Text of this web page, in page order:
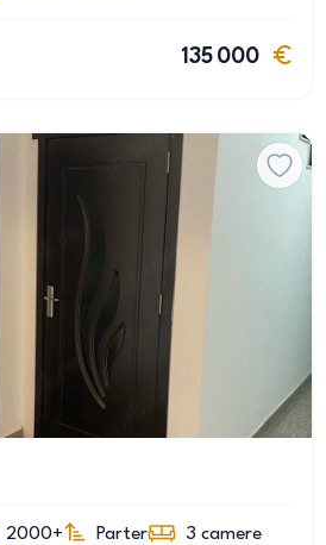
135 000
2000+ Parter 3 camere